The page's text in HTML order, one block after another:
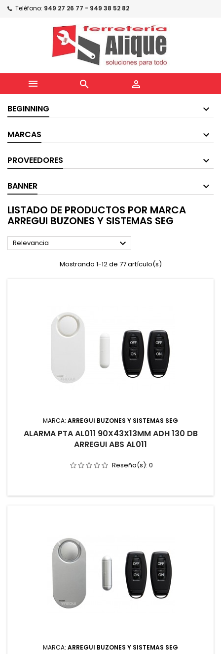
Teléfono: 949 27 26 77 - 949 38 52 82
  
BEGINNING
MARCAS
PROVEEDORES
BANNER
LISTADO DE PRODUCTOS POR MARCA
ARREGUI BUZONES Y SISTEMAS SEG
Relevancia 
Mostrando 1-12 de 77 artículo(s)
MARCA: ARREGUI BUZONES Y SISTEMAS SEG
ALARMA PTA AL011 90X43X13MM ADH 130 DB
ARREGUI ABS AL011
Reseña(s): 0
MARCA: ARREGUI BUZONES Y SISTEMAS SEG